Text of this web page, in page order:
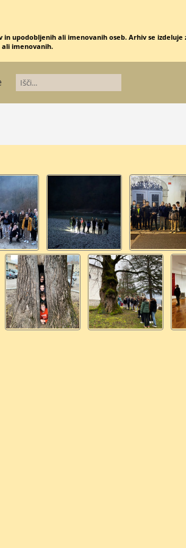
upodobljenih ali imenovanih oseb. Arhiv se
imenovanih.